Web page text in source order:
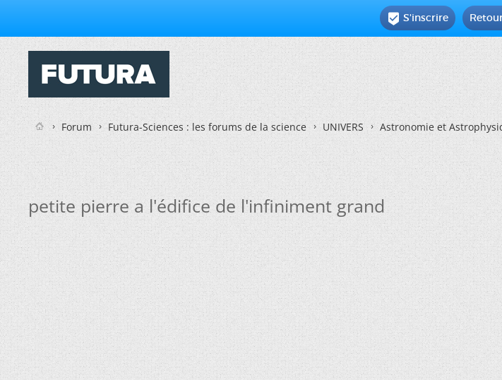
 S'inscrire
Forum Futura-Sciences : les forums de la science UNIVERS Astronomie et
petite pierre a l'édifice de l'infiniment grand